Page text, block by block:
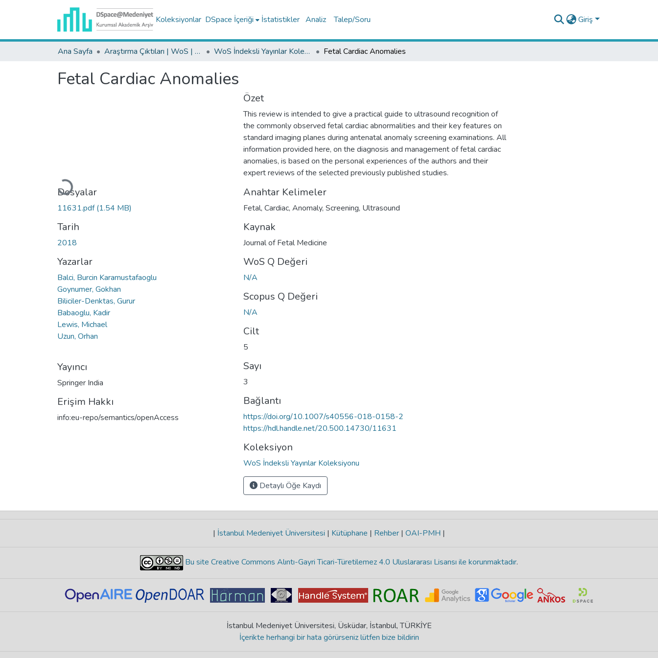
Koleksiyonlar DSpace İçeriği İstatistikler Analiz Talep/Soru Giriş
Ana Sayfa Araştırma Çıktıları | WoS | Scopus | TR-Dizin | PubMed WoS İndeksli Yayınlar Koleksiyonu Fetal Cardiac Anomalies
Fetal Cardiac Anomalies
Yükleniyor...
Dosyalar
11631.pdf(1.54 MB)
Tarih
2018
Yazarlar
Balci, Burcin Karamustafaoglu
Goynumer, Gokhan
Biliciler-Denktas, Gurur
Babaoglu, Kadir
Lewis, Michael
Uzun, Orhan
Yayıncı
Springer India
Erişim Hakkı
info:eu-repo/semantics/openAccess
Özet
This review is intended to give a practical guide to ultrasound recognition of
the commonly observed fetal cardiac abnormalities and their key features on
standard imaging planes during antenatal anomaly screening examinations. All
information provided here, on the diagnosis and management of fetal cardiac
anomalies, is based on the personal experiences of the authors and their
expert reviews of the selected previously published studies.
Anahtar Kelimeler
Fetal, Cardiac, Anomaly, Screening, Ultrasound
Kaynak
Journal of Fetal Medicine
WoS Q Değeri
N/A
Scopus Q Değeri
N/A
Cilt
5
Sayı
3
Bağlantı
https://doi.org/10.1007/s40556-018-0158-2
https://hdl.handle.net/20.500.14730/11631
Koleksiyon
WoS İndeksli Yayınlar Koleksiyonu
Detaylı Öğe Kaydı
| İstanbul Medeniyet Üniversitesi | Kütüphane | Rehber | OAI-PMH |
Bu site Creative Commons Alıntı-Gayri Ticari-Türetilemez 4.0 Uluslararası Lisansı ile korunmaktadır.
İstanbul Medeniyet Üniversitesi, Üsküdar, İstanbul, TÜRKİYE
İçerikte herhangi bir hata görürseniz lütfen bize bildirin